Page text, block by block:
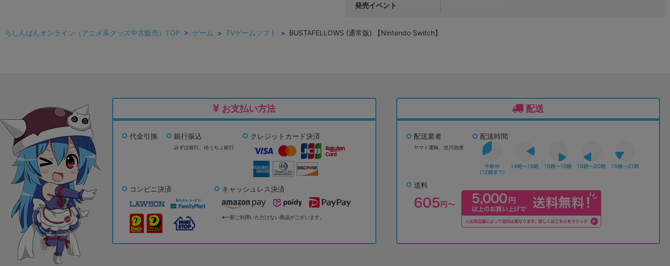
発売イベント
らしんばんオンライン（アニメ系グッズ中古販売）TOP > ゲーム > TVゲームソフト > BUSTAFELLOWS (通常版) 【Nintendo Switch】
お支払い方法
代金引換 銀行振込
みずほ銀行、 ゆうちょ銀行
クレジットカード決済
コンビニ決済 キャッシュレス決済
※一部ご利用いただけない商品がございます。
配送
配送業者
ヤマト運輸、佐川急便
配送時間
送料